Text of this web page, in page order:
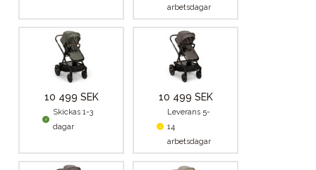
arbetsdagar
10 499 SEK
Skickas 1-3
dagar
10 499 SEK
Leverans 5-
14
arbetsdagar